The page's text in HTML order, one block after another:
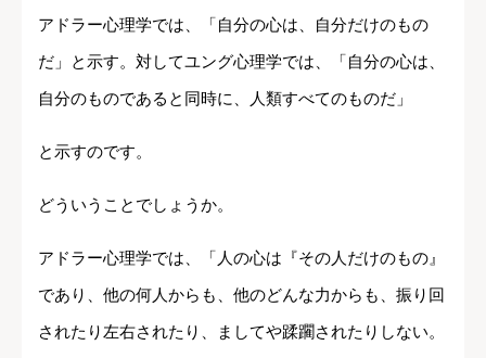
アドラー心理学では、「自分の心は、自分だけのもの
だ」と示す。対してユング心理学では、「自分の心は、
自分のものであると同時に、人類すべてのものだ」
と示すのです。
どういうことでしょうか。
アドラー心理学では、「人の心は『その人だけのもの』
であり、他の何人からも、他のどんな力からも、振り回
されたり左右されたり、ましてや蹂躙されたりしない。